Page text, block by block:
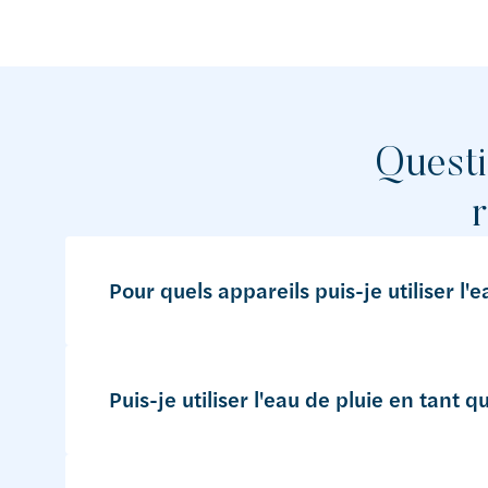
Pour quels appareils puis-je utiliser
Puis-je utiliser l'eau de pluie en tant